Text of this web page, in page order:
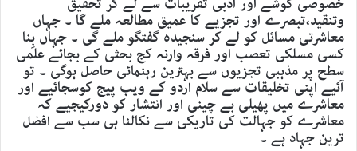
وتنقید،تبصرے اور تجزیے کا عمیق مطالعہ ملے گا ۔ جہاں
معاشرتی مسائل کو لے کر سنجیدہ گفتگو ملے گی ۔ جہاں بِنا
کسی مسلکی تعصب اور فرقہ وارنہ کج بحثی کے بجائے علمی
سطح پر مذہبی تجزیوں سے بہترین رہنمائی حاصل ہوگی ۔ تو
آئیے اپنی تخلیقات سے سلام اردو کے ویب پیج کوسجائیے اور
معاشرے میں پھیلی بے چینی اور انتشار کو دورکیجیے کہ
معاشرے کو جہالت کی تاریکی سے نکالنا ہی سب سے افضل
ترین جہاد ہے ۔